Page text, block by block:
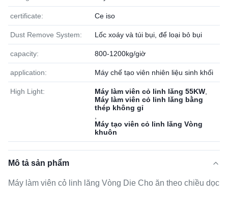
certificate: Ce iso
Dust Remove System: Lốc xoáy và túi bụi, để loại bỏ bụi
capacity: 800-1200kg/giờ
application: Máy chế tạo viên nhiên liệu sinh khối
High Light: Máy làm viên cỏ linh lăng 55KW
Máy làm viên cỏ linh lăng bằng
thép không gỉ
Máy tạo viên cỏ linh lăng Vòng
khuôn
Mô tả sản phẩm
Máy làm viên cỏ linh lăng Vòng Die Cho ăn theo chiều dọc